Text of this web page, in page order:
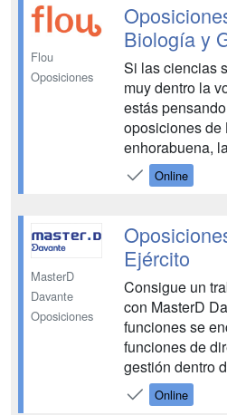
Flou
Oposiciones
Biología y
Si las ciencias
muy dentro la
estás
oposiciones de
enhorabuena,
trabajo de tu
Hazlo con
Online
MasterD
Davante
Oposiciones
Ejército
Consigue un
con MasterD
funciones se
funciones de
gestión dentro
operativa,
planeamiento
Online